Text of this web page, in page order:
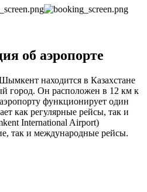
об аэропорте
находится в Казахстане
город. Он расположен в 12 км к
функционирует один
как регулярные рейсы, так и
International Airport)
так и международные рейсы.